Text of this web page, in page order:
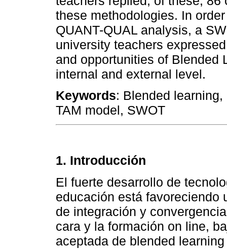
these methodologies. In
QUANT-QUAL analysis, a
university teachers
and opportunities of Blended
internal and external level.
Keywords: Blended
TAM model, SWOT
1. Introducción
El fuerte desarrollo de
educación está favoreciendo
de integración y
cara y la formación on line,
aceptada de blended